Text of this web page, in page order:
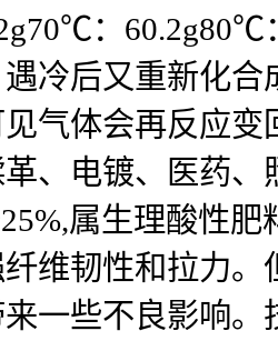
：60.2g80℃
冷后又重新化
气体会再反应变
、电镀、医药
属生理酸性
维韧性和拉力
一些不良影响